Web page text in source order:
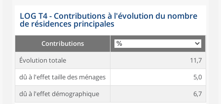
LOG T4 - Contributions à l'évolution du nombre
de résidences principales
Contributions
Évolution totale
11,7
dû à l'effet taille des ménages
5,0
dû à l'effet démographique
6,7